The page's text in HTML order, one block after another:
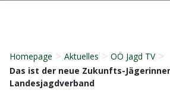
Homepage > Aktuelles > OÖ Jagd TV >
Das ist der neue Zukunfts-
Landesjagdverband